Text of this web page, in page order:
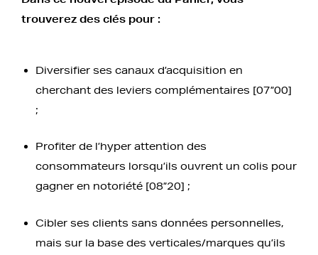
trouverez des clés pour :
Diversifier ses canaux d’acquisition en
cherchant des leviers complémentaires [07”00]
;
Profiter de l’hyper attention des
consommateurs lorsqu’ils ouvrent un colis pour
gagner en notoriété [08”20] ;
Cibler ses clients sans données personnelles,
mais sur la base des verticales/marques qu’ils